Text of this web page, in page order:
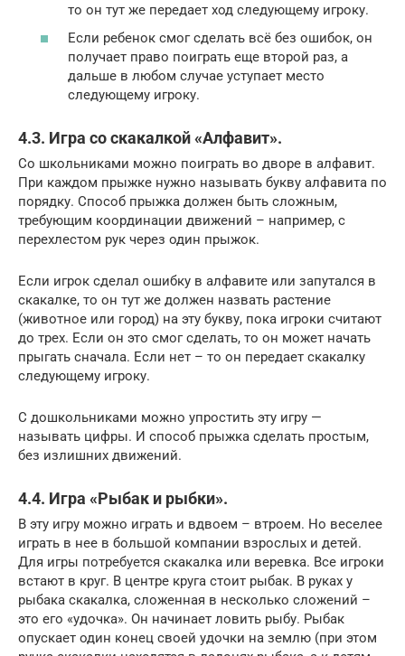
то он тут же передает ход следующему игроку.
Если ребенок смог сделать всё без ошибок, он
получает право поиграть еще второй раз, а
дальше в любом случае уступает место
следующему игроку.
4.3. Игра со скакалкой «Алфавит».
Со школьниками можно поиграть во дворе в алфавит.
При каждом прыжке нужно называть букву алфавита по
порядку. Способ прыжка должен быть сложным,
требующим координации движений – например, с
перехлестом рук через один прыжок.
Если игрок сделал ошибку в алфавите или запутался в
скакалке, то он тут же должен назвать растение
(животное или город) на эту букву, пока игроки считают
до трех. Если он это смог сделать, то он может начать
прыгать сначала. Если нет – то он передает скакалку
следующему игроку.
С дошкольниками можно упростить эту игру —
называть цифры. И способ прыжка сделать простым,
без излишних движений.
4.4. Игра «Рыбак и рыбки».
В эту игру можно играть и вдвоем – втроем. Но веселее
играть в нее в большой компании взрослых и детей.
Для игры потребуется скакалка или веревка. Все игроки
встают в круг. В центре круга стоит рыбак. В руках у
рыбака скакалка, сложенная в несколько сложений –
это его «удочка». Он начинает ловить рыбу. Рыбак
опускает один конец своей удочки на землю (при этом